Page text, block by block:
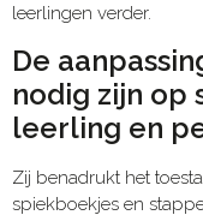
leerlingen verder.
De
nodig zijn op
leerling en
Zij benadrukt het
spiekboekjes en